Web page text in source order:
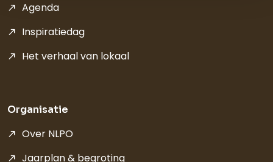
Agenda
Inspiratiedag
Het verhaal van lokaal
Organisatie
Over NLPO
Jaarplan & begroting